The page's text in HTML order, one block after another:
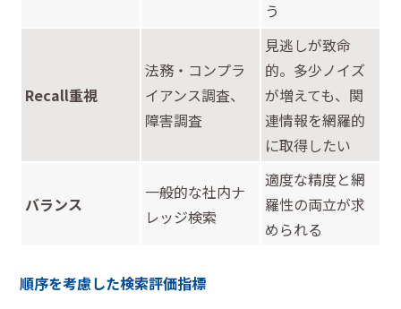
う
Recall重視
法務・コンプラ
イアンス調査、
障害調査
見逃しが致命
的。多少ノイズ
が増えても、関
連情報を網羅的
に取得したい
バランス
一般的な社内ナ
レッジ検索
適度な精度と網
羅性の両立が求
められる
順序を考慮した検索評価指標